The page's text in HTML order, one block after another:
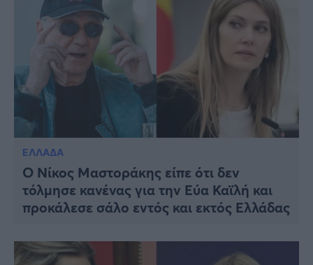
ΕΛΛΑΔΑ
Ο Νίκος Μαστοράκης είπε ότι δεν
τόλμησε κανένας για την Εύα Καϊλή και
προκάλεσε σάλο εντός και εκτός Ελλάδας